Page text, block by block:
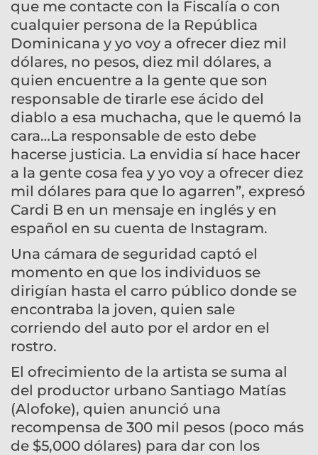
que me contacte con la Fiscalía o con
cualquier persona de la República
Dominicana y yo voy a ofrecer diez mil
dólares, no pesos, diez mil dólares, a
quien encuentre a la gente que son
responsable de tirarle ese ácido del
diablo a esa muchacha, que le quemó la
cara…La responsable de esto debe
hacerse justicia. La envidia sí hace hacer
a la gente cosa fea y yo voy a ofrecer diez
mil dólares para que lo agarren”, expresó
Cardi B en un mensaje en inglés y en
español en su cuenta de Instagram.
Una cámara de seguridad captó el
momento en que los individuos se
dirigían hasta el carro público donde se
encontraba la joven, quien sale
corriendo del auto por el ardor en el
rostro.
El ofrecimiento de la artista se suma al
del productor urbano Santiago Matías
(Alofoke), quien anunció una
recompensa de 300 mil pesos (poco más
de $5,000 dólares) para dar con los